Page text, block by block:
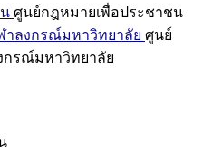
ศูนย์กฎหมายเพื่อประชาชน
าลงกรณ์มหาวิทยาลัย ศูนย์
กรณ์มหาวิทยาลัย